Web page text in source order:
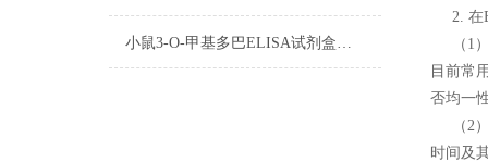
小鼠3-O-甲基多巴ELISA试剂盒标本的采集与保存
2. 在
（1）
目前常
否均一
（2）
时间及